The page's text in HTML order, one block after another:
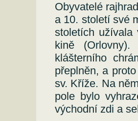
Obyvatelé
a 10. století své
stoletích užívala
kině
klášterního
přeplněn, a
sv. Kříže. Na
pole bylo
východní zdi a